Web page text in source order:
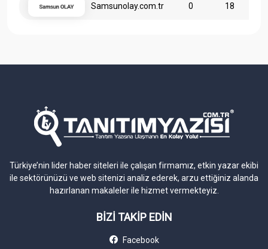
Samsunolay.com.tr 0 18
Türkiye’nin lider haber siteleri ile çalışan firmamız, etkin yazar ekibi
ile sektörünüzü ve web sitenizi analiz ederek, arzu ettiğiniz alanda
hazırlanan makaleler ile hizmet vermekteyiz.
BİZİ TAKİP EDİN
Facebook